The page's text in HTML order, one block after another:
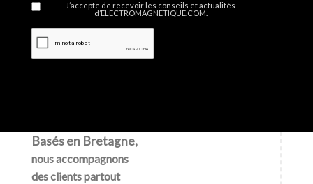
J’accepte de recevoir les conseils et actualités
d’ELECTROMAGNETIQUE.COM.
Basés en Bretagne,
nous accompagnons
des clients partout